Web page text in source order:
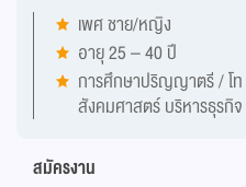
เพศ ชาย/หญิง
อายุ 25 – 40 ปี
การศึกษาปริญญาตรี / โท
สังคมศาสตร์ บริหารธุรกิ
สมัครงาน